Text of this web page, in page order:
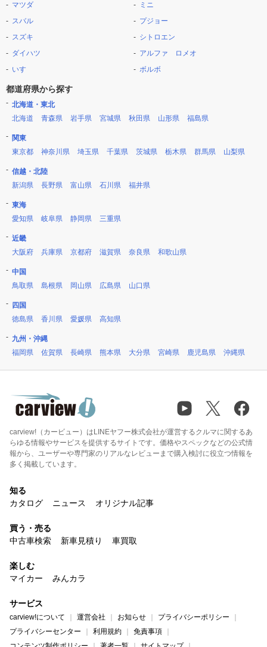
マツダ
スバル
スズキ
ダイハツ
いすゞ
ミニ
プジョー
シトロエン
アルファ ロメオ
ボルボ
都道府県から探す
北海道・東北
北海道
青森県 岩手県 宮城県 秋田県 山形県 福島県
関東
東京都
神奈川県 埼玉県 千葉県 茨城県 栃木県 群馬県 山梨県
信越・北陸
新潟県
長野県 富山県 石川県 福井県
東海
愛知県
岐阜県 静岡県 三重県
近畿
大阪府
兵庫県 京都府 滋賀県 奈良県 和歌山県
中国
鳥取県
島根県 岡山県 広島県 山口県
四国
徳島県
香川県 愛媛県 高知県
九州・沖縄
福岡県
佐賀県 長崎県 熊本県 大分県 宮崎県 鹿児島県 沖縄県
carview!（カービュー）はLINEヤフー株式会社が運営するクルマに関するあ
らゆる情報やサービスを提供するサイトです。価格やスペックなどの公式情
報から、ユーザーや専門家のリアルなレビューまで購入検討に役立つ情報を
多く掲載しています。
知る
カタログ
ニュース オリジナル記事
買う・売る
中古車検索
新車見積り 車買取
楽しむ
マイカー
みんカラ
サービス
carview!について 運営会社 お知らせ
プライバシーポリシー
プライバシーセンター
利用規約
免責事項